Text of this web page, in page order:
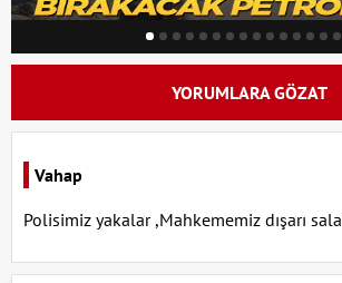
YORUMLARA GÖZAT
Vahap
Polisimiz yakalar ,Mahkememiz dışarı